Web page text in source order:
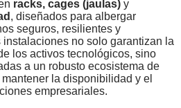
racks, cages (jaulas) y
, diseñados para albergar
seguros, resilientes y
instalaciones no solo garantizan la
los activos tecnológicos, sino
a un robusto ecosistema de
la disponibilidad y el
empresariales.